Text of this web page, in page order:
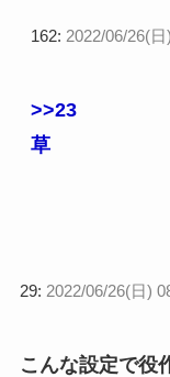
162: 2022/06/26(
>>23
草
29: 2022/06/26(日)
こんな設定で役